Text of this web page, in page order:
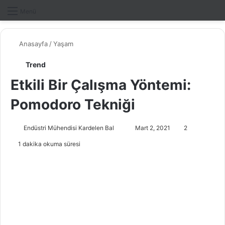
Anasayfa /Yaşam
Trend
Etkili Bir Çalışma Yöntemi:
Pomodoro Tekniği
Endüstri Mühendisi Kardelen Bal Mart 2, 2021 2
1 dakika okuma süresi